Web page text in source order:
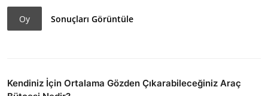
Oy Sonuçları Görüntüle
Kendiniz İçin Ortalama Gözden Çıkarabileceğiniz Araç